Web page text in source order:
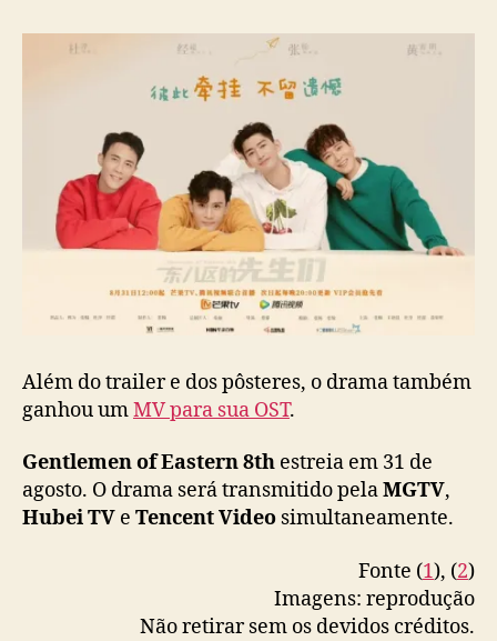
t
o
n
a
T
c
i
e
Além do trailer e dos pôsteres, o drama também
ganhou umMV para sua OST.
Gentlemen of Eastern 8th estreia em 31 de
agosto. O drama será transmitido pelaMGTV,
Hubei TV e Tencent Video simultaneamente.
Fonte (1), (2)
Imagens: reprodução
Não retirar sem os devidos créditos.